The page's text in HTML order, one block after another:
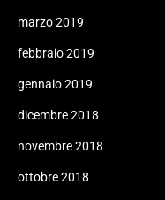
marzo 2019
febbraio 2019
gennaio 2019
dicembre 2018
novembre 2018
ottobre 2018